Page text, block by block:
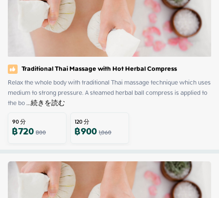
Traditional Thai Massage with Hot Herbal Compress
Relax the whole body with traditional Thai massage technique which uses
medium to strong pressure. A steamed herbal ball compress is applied to
the bo ...続きを読む
90分
฿720800
120分
฿9001,060